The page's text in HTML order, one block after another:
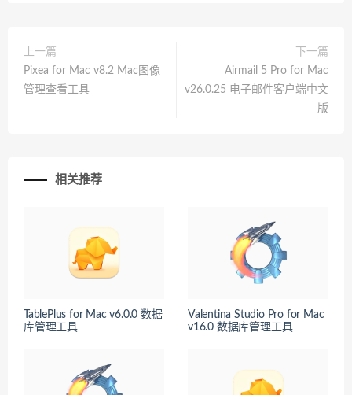
上一篇
Pixea for Mac v8.2 Mac图像
管理查看工具
下一篇
Airmail 5 Pro for Mac
v26.0.25 电子邮件客户端中文
版
相关推荐
TablePlus for Mac v6.0.0 数据
库管理工具
Valentina Studio Pro for Mac
v16.0 数据库管理工具